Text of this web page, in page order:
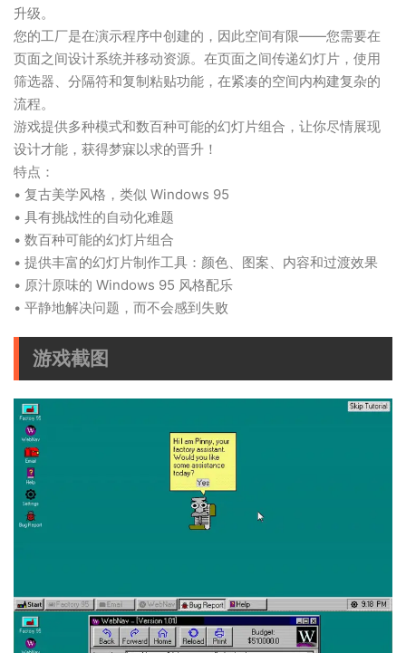
升级。
您的工厂是在演示程序中创建的，因此空间有限——您需要在
页面之间设计系统并移动资源。在页面之间传递幻灯片，使用
筛选器、分隔符和复制粘贴功能，在紧凑的空间内构建复杂的
流程。
游戏提供多种模式和数百种可能的幻灯片组合，让你尽情展现
设计才能，获得梦寐以求的晋升！
特点：
• 复古美学风格，类似 Windows 95
• 具有挑战性的自动化难题
• 数百种可能的幻灯片组合
• 提供丰富的幻灯片制作工具：颜色、图案、内容和过渡效果
• 原汁原味的 Windows 95 风格配乐
• 平静地解决问题，而不会感到失败
游戏截图